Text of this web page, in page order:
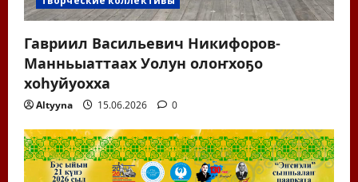
Гавриил Васильевич Никифоров-
Манньыаттаах Уолун олоҥхоҕо
хоһуйуохха
Altyyna 15.06.2026 0